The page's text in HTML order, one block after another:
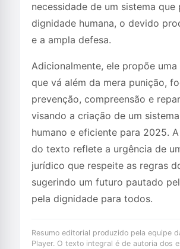
necessidade de um sistema que
dignidade humana, o devido
e a ampla defesa.
Adicionalmente, ele propõe
que vá além da mera punição,
prevenção, compreensão e
visando a criação de um
humano e eficiente para 2025.
do texto reflete a urgência de
jurídico que respeite as regras
sugerindo um futuro pautado
pela dignidade para todos.
Resumo editorial produzido pela equipe
Player. O texto integral é de autoria dos